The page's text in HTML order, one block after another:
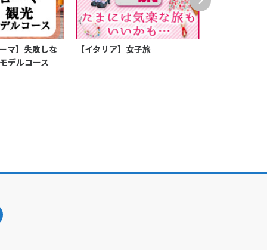
マ】失敗しな
デルコース
【イタリア】女子旅